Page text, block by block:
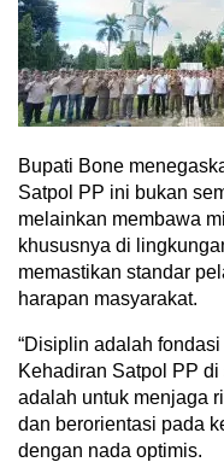
Bupati Bone
Satpol PP ini bukan
melainkan membawa
khususnya di
memastikan standar
harapan masyarakat.
“Disiplin adalah
Kehadiran Satpol PP
adalah untuk menjaga
dan berorientasi pada
dengan nada optimis.